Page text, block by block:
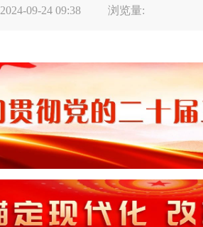
2024-09-24 09:38 浏览量: